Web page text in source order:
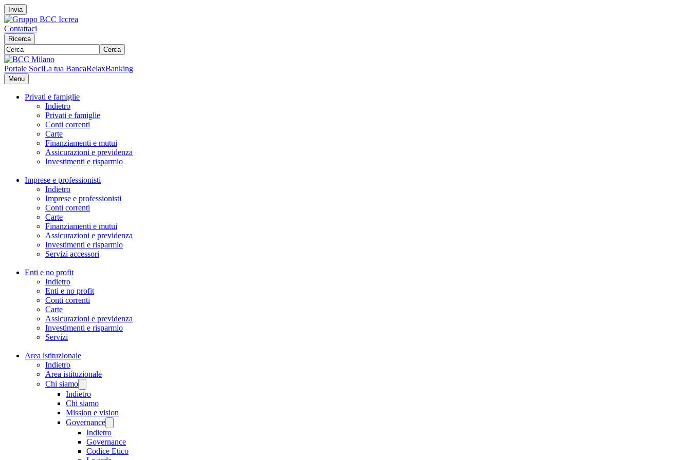
Invia
Contattaci
Ricerca
Cerca
Portale SociLa tua BancaRelaxBanking
Menu
Privati e famiglie
Indietro
Privati e famiglie
Conti correnti
Carte
Finanziamenti e mutui
Assicurazioni e previdenza
Investimenti e risparmio
Imprese e professionisti
Indietro
Imprese e professionisti
Conti correnti
Carte
Finanziamenti e mutui
Assicurazioni e previdenza
Investimenti e risparmio
Servizi accessori
Enti e no profit
Indietro
Enti e no profit
Conti correnti
Carte
Assicurazioni e previdenza
Investimenti e risparmio
Servizi
Area istituzionale
Indietro
Area istituzionale
Chi siamo
Indietro
Chi siamo
Mission e vision
Governance
Indietro
Governance
Codice Etico